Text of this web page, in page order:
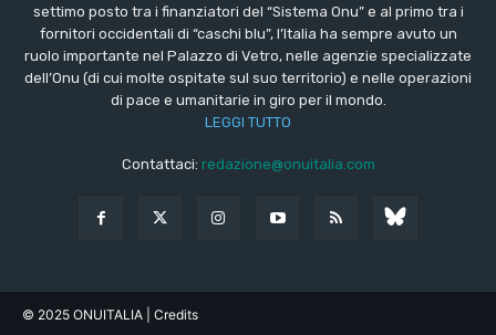
settimo posto tra i finanziatori del “Sistema Onu” e al primo tra i
fornitori occidentali di “caschi blu”, l’Italia ha sempre avuto un
ruolo importante nel Palazzo di Vetro, nelle agenzie specializzate
dell’Onu (di cui molte ospitate sul suo territorio) e nelle operazioni
di pace e umanitarie in giro per il mondo.
LEGGI TUTTO
Contattaci: redazione@onuitalia.com
© 2025 ONUITALIA | Credits